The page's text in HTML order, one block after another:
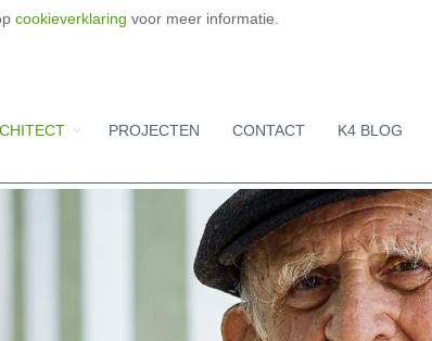
cookieverklaring voor meer informatie.
PROJECTEN CONTACT K4 BLOG